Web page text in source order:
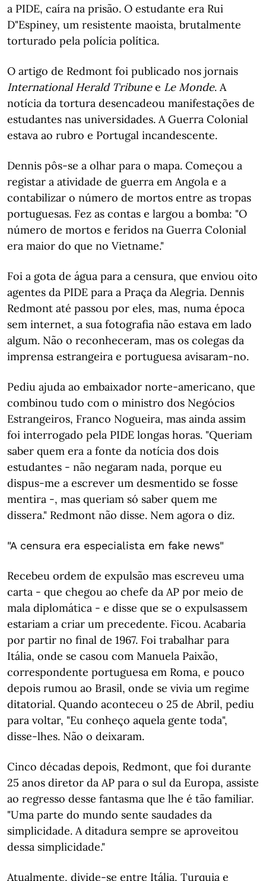
a PIDE, caíra na prisão. O estudante era Rui
D"Espiney, um resistente maoista, brutalmente
torturado pela polícia política.
O artigo de Redmont foi publicado nos jornais
International Herald Tribunee Le Monde. A
notícia da tortura desencadeou manifestações de
estudantes nas universidades. A Guerra Colonial
estava ao rubro e Portugal incandescente.
Dennis pôs-se a olhar para o mapa. Começou a
registar a atividade de guerra em Angola e a
contabilizar o número de mortos entre as tropas
portuguesas. Fez as contas e largou a bomba: "O
número de mortos e feridos na Guerra Colonial
era maior do que no Vietname."
Foi a gota de água para a censura, que enviou oito
agentes da PIDE para a Praça da Alegria. Dennis
Redmont até passou por eles, mas, numa época
sem internet, a sua fotografia não estava em lado
algum. Não o reconheceram, mas os colegas da
imprensa estrangeira e portuguesa avisaram-no.
Pediu ajuda ao embaixador norte-americano, que
combinou tudo com o ministro dos Negócios
Estrangeiros, Franco Nogueira, mas ainda assim
foi interrogado pela PIDE longas horas. "Queriam
saber quem era a fonte da notícia dos dois
estudantes - não negaram nada, porque eu
dispus-me a escrever um desmentido se fosse
mentira -, mas queriam só saber quem me
dissera." Redmont não disse. Nem agora o diz.
"A censura era especialista em fake news"
Recebeu ordem de expulsão mas escreveu uma
carta - que chegou ao chefe da AP por meio de
mala diplomática - e disse que se o expulsassem
estariam a criar um precedente. Ficou. Acabaria
por partir no final de 1967. Foi trabalhar para
Itália, onde se casou com Manuela Paixão,
correspondente portuguesa em Roma, e pouco
depois rumou ao Brasil, onde se vivia um regime
ditatorial. Quando aconteceu o 25 de Abril, pediu
para voltar, "Eu conheço aquela gente toda",
disse-lhes. Não o deixaram.
Cinco décadas depois, Redmont, que foi durante
25 anos diretor da AP para o sul da Europa, assiste
ao regresso desse fantasma que lhe é tão familiar.
"Uma parte do mundo sente saudades da
simplicidade. A ditadura sempre se aproveitou
dessa simplicidade."
Atualmente, divide-se entre Itália, Turquia e